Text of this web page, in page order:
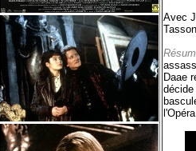
Avec
Daae